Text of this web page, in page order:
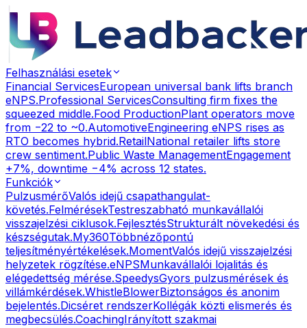
Felhasználási esetek
Financial ServicesEuropean universal bank lifts branch
eNPS.Professional ServicesConsulting firm fixes the
squeezed middle.Food ProductionPlant operators move
from −22 to ~0.AutomotiveEngineering eNPS rises as
RTO becomes hybrid.RetailNational retailer lifts store
crew sentiment.Public Waste ManagementEngagement
+7%, downtime −4% across 12 states.
Funkciók
PulzusmérőValós idejű csapathangulat-
követés.FelmérésekTestreszabható munkavállalói
visszajelzési ciklusok.FejlesztésStrukturált növekedési és
készségutak.My360Többnézőpontú
teljesítményértékelések.MomentValós idejű visszajelzési
helyzetek rögzítése.eNPSMunkavállalói lojalitás és
elégedettség mérése.SpeedysGyors pulzusmérések és
villámkérdések.WhistleBlowerBiztonságos és anonim
bejelentés.Dicséret rendszerKollégák közti elismerés és
megbecsülés.CoachingIrányított szakmai